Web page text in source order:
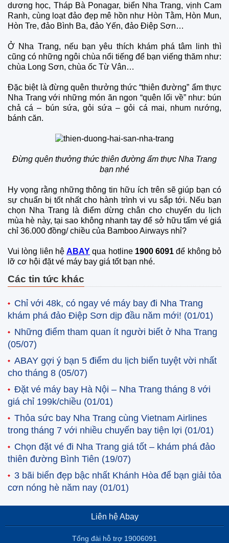
dương học, Tháp Bà Ponagar, biển Nha Trang, vịnh Cam
Ranh, cùng loạt đảo đẹp mê hồn như Hòn Tằm, Hòn Mun,
Hòn Tre, đảo Bình Ba, đảo Yến, đảo Điệp Sơn…
Ở Nha Trang, nếu bạn yêu thích khám phá tâm linh thì
cũng có những ngôi chùa nổi tiếng để bạn viếng thăm như:
chùa Long Sơn, chùa ốc Từ Vân…
Đặc biệt là đừng quên thưởng thức “thiên đường” ẩm thực
Nha Trang với những món ăn ngon “quên lối về” như: bún
chả cá – bún sứa, gỏi sứa – gỏi cá mai, nhum nướng,
bánh căn.
Đừng quên thưởng thức thiên đường ẩm thực Nha Trang
bạn nhé
Hy vọng rằng những thông tin hữu ích trên sẽ giúp bạn có
sự chuẩn bị tốt nhất cho hành trình vi vu sắp tới. Nếu bạn
chọn Nha Trang là điểm dừng chân cho chuyến du lịch
mùa hè này, tại sao không nhanh tay để sở hữu tấm vé giá
chỉ 36.000 đồng/ chiều của Bamboo Airways nhỉ?
Vui lòng liên hệABAY qua hotline 1900 6091để không bỏ
lỡ cơ hội đặt vé máy bay giá tốt bạn nhé.
Các tin tức khác
Chỉ với 48k, có ngay vé máy bay đi Nha Trang
khám phá đảo Điệp Sơn dịp đầu năm mới! (01/01)
Những điểm tham quan ít người biết ở Nha Trang
(05/07)
ABAY gợi ý bạn 5 điểm du lịch biển tuyệt vời nhất
cho tháng 8 (05/07)
Đặt vé máy bay Hà Nội – Nha Trang tháng 8 với
giá chỉ 199k/chiều (01/01)
Thỏa sức bay Nha Trang cùng Vietnam Airlines
trong tháng 7 với nhiều chuyến bay tiện lợi (01/01)
Chọn đặt vé đi Nha Trang giá tốt – khám phá đảo
thiên đường Bình Tiên (19/07)
3 bãi biển đẹp bậc nhất Khánh Hòa để bạn giải tỏa
cơn nóng hè năm nay (01/01)
Liên hệ Abay
Tổng đài hỗ trợ 19006091